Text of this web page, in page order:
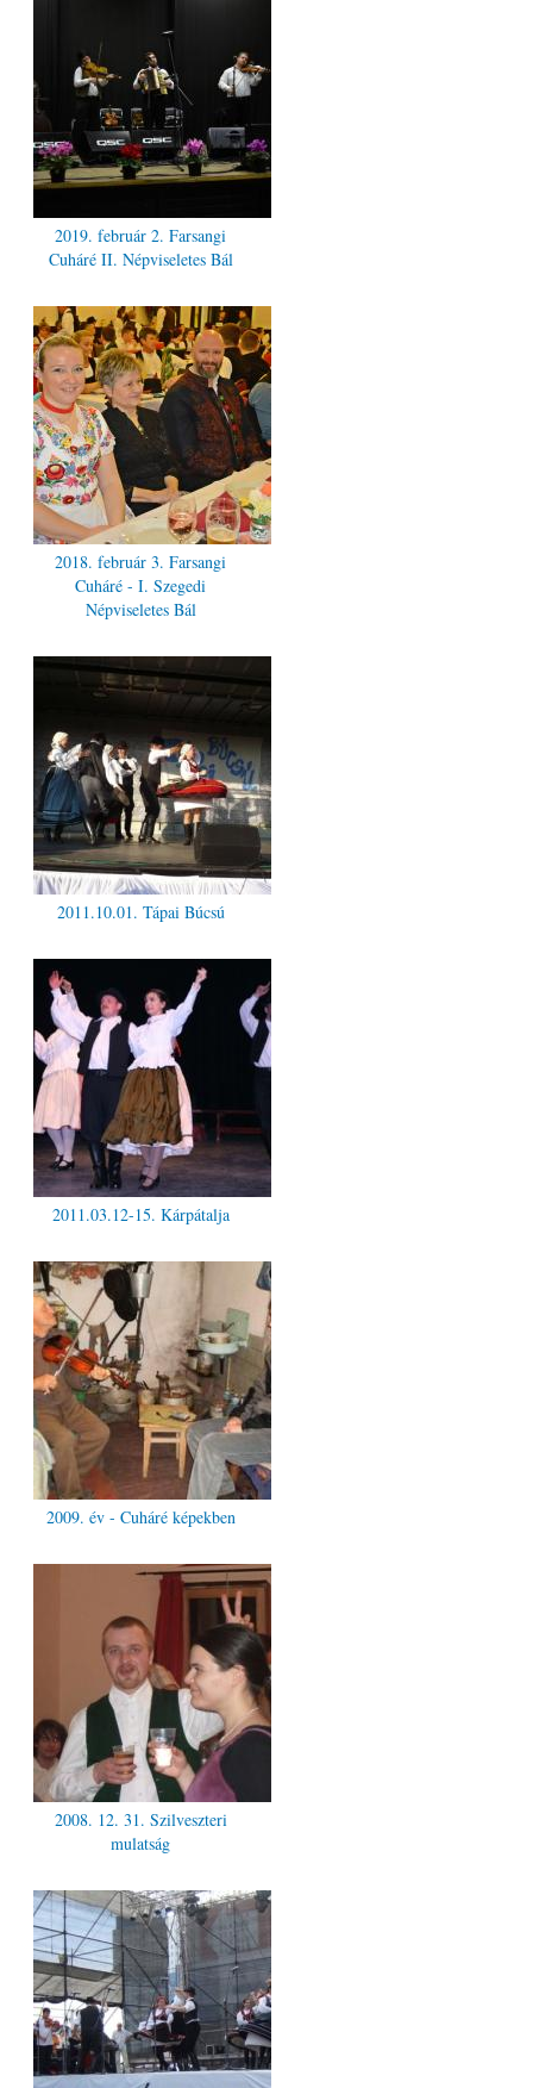
2019. február 2. Farsangi
Cuháré II. Népviseletes Bál
2018. február 3. Farsangi
Cuháré - I. Szegedi
Népviseletes Bál
2011.10.01. Tápai Búcsú
2011.03.12-15. Kárpátalja
2009. év - Cuháré képekben
2008. 12. 31. Szilveszteri
mulatság